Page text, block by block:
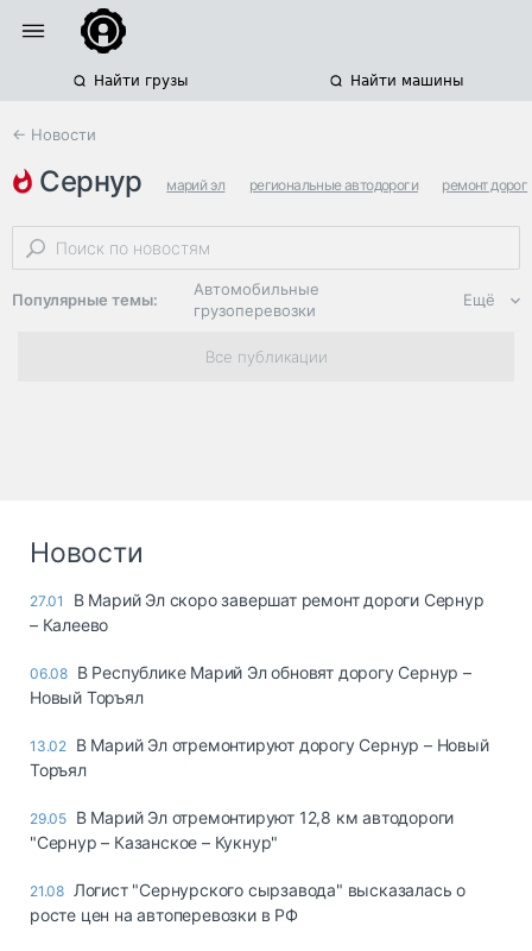
Найти грузы Найти машины
← Новости
сернур марий эл региональные автодороги ремонт дорог
Популярные темы:
Автомобильные
грузоперевозки
Региональная
логистика
опасные грузы
страхование
Склады и
Коммерческий
транспорт
Спецтехника
Ещё
Все публикации
Новости
27.01
В Марий Эл скоро завершат ремонт дороги Сернур
– Калеево
06.08 В Республике Марий Эл обновят дорогу Сернур –
Новый Торъял
13.02 В Марий Эл отремонтируют дорогу Сернур – Новый
Торъял
29.05 В Марий Эл отремонтируют 12,8 км автодороги
"Сернур – Казанское – Кукнур"
21.08 Логист "Сернурского сырзавода" высказалась о
росте цен на автоперевозки в РФ